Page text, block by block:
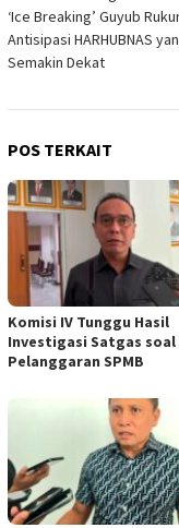
‘Ice Breaking’ Guyub
Antisipasi HARHUBNAS
Semakin Dekat
POS TERKAIT
Komisi IV Tunggu Hasil
Investigasi Satgas soal
Pelanggaran SPMB